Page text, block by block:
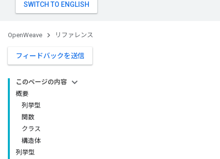
OpenWeave リファレンス
フィードバックを送信
このページの内容
概要
列挙型
関数
クラス
構造体
列挙型